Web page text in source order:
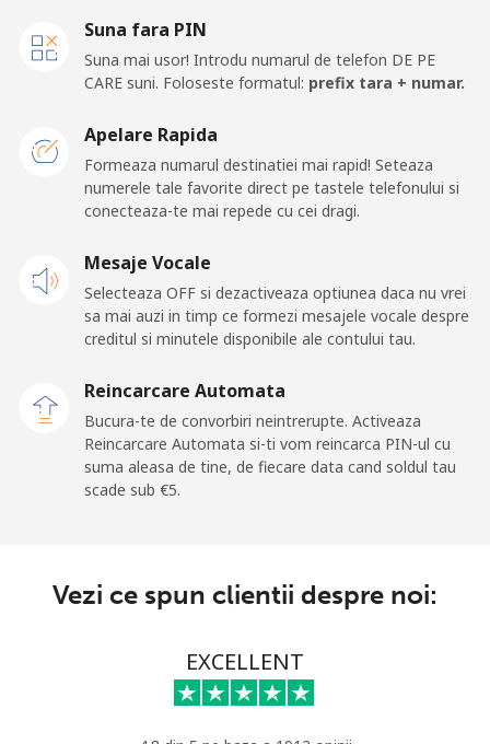
Telefon
⁦9.5¢⁩ 105 min pentru ⁦€10⁩ -
Mobil ⁦89.5¢⁩
American Samoa
fix
⁦17.5¢⁩
⁦19.5¢⁩ 51 min pentru ⁦€10⁩
Andorra
⁦9.5¢⁩ 105 min pentru ⁦€10⁩ -
19 min pentru ⁦€10⁩
Suna fara PIN
Suna mai usor! Introdu numarul de telefon DE PE
CARE suni. Foloseste formatul: prefix tara + numar.
Apelare Rapida
Formeaza numarul destinatiei mai rapid! Seteaza
numerele tale favorite direct pe tastele telefonului si
conecteaza-te mai repede cu cei dragi.
Mesaje Vocale
Selecteaza OFF si dezactiveaza optiunea daca nu vrei
sa mai auzi in timp ce formezi mesajele vocale despre
creditul si minutele disponibile ale contului tau.
Reincarcare Automata
Bucura-te de convorbiri neintrerupte. Activeaza
Reincarcare Automata si-ti vom reincarca PIN-ul cu
suma aleasa de tine, de fiecare data cand soldul tau
scade sub ⁦€5⁩.
Vezi ce spun clientii despre noi:
EXCELLENT